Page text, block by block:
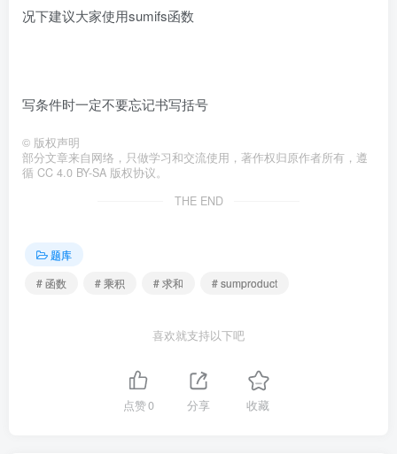
况下建议大家使用sumifs函数
写条件时一定不要忘记书写括号
© 版权声明
部分文章来自网络，只做学习和交流使用，著作权归原作者所有，遵
循 CC 4.0 BY-SA 版权协议。
THE END
题库
# 函数
# 乘积 # 求和 # sumproduct
喜欢就支持以下吧
点赞0 分享 收藏